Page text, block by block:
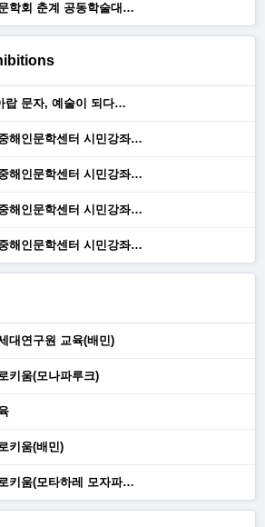
학회 춘계 공동학술대…
랍 문자, 예술이 되다…
해인문학센터 시민강좌…
해인문학센터 시민강좌…
해인문학센터 시민강좌…
해인문학센터 시민강좌…
대연구원 교육(배민)
키움(모나파루크)
키움(배민)
키움(모타하레 모자파…